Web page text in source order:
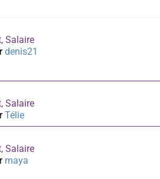
Salaire
denis21
Salaire
Télie
Salaire
maya